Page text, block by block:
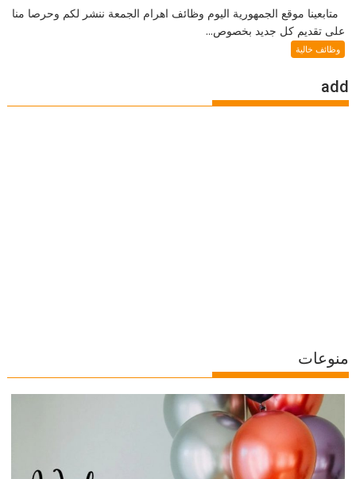
متابعينا موقع الجمهورية اليوم وظائف اهرام الجمعة ننشر لكم وحرصا منا
على تقديم كل جديد بخصوص...
وظائف خالية
add
منوعات